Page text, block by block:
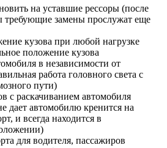
на уставшие рессоры (после
требующие замены прослужат еще
кузова при любой нагрузке
положение кузова
в независимости от
работа головного света с
пути)
с раскачиванием автомобиля
дает автомобилю кренится на
и всегда находится в
для водителя, пассажиров